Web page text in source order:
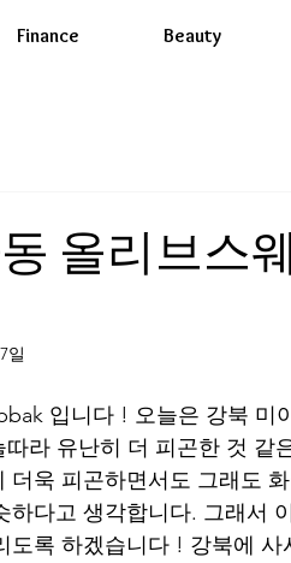
Finance Beauty
올리브스
일
입니다 ! 오늘은 강북 미
라 유난히 더 피곤한 것 같
더욱 피곤하면서도 그래도
하다고 생각합니다. 그래서
도록 하겠습니다 ! 강북에